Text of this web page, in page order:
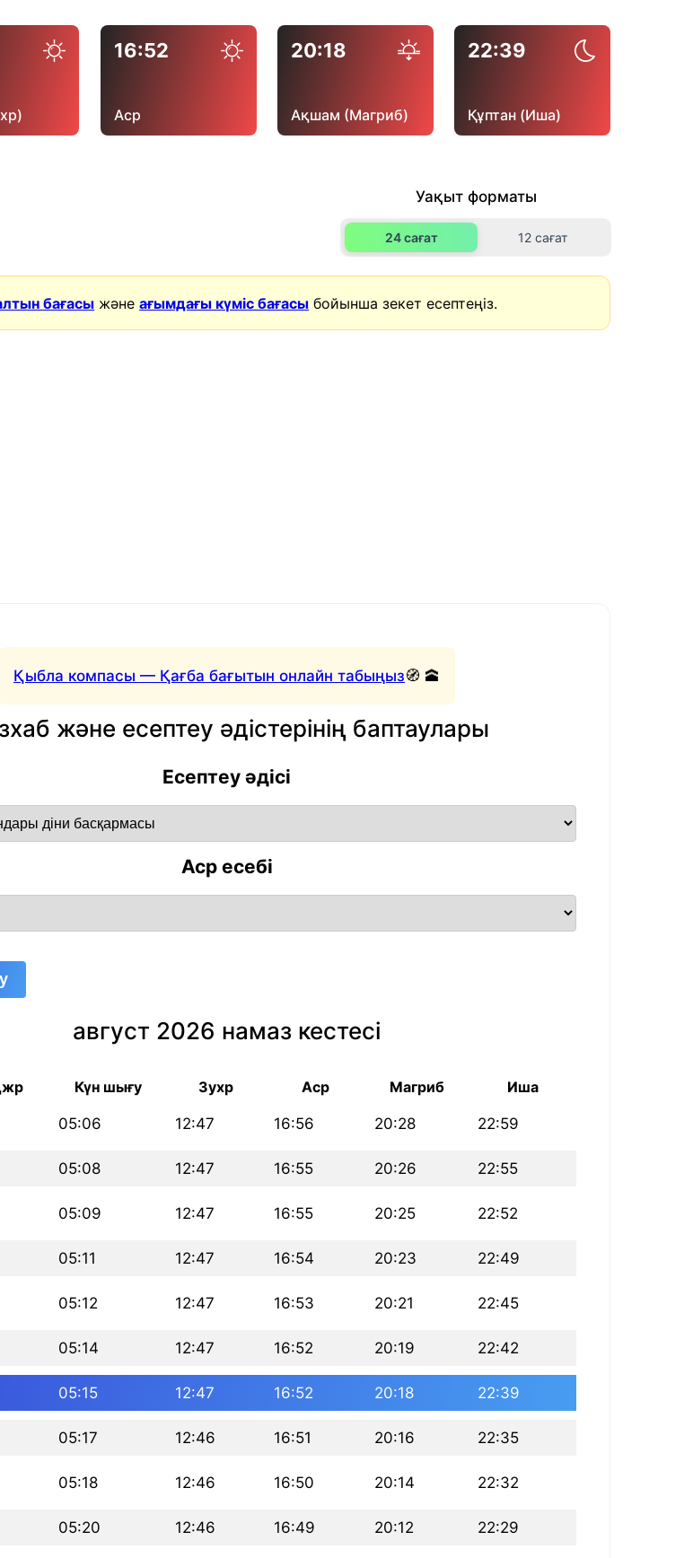
16:52
Аср
20:18
Ақшам (Магриб)
22:39
Құптан (Иша)
Уақыт форматы
24 сағат 12 сағат
бағасы жәнеағымдағы күміс бағасы бойынша зекет есептеңіз.
Қыбла компасы — Қағба бағытын онлайн табыңыз🧭 🕋
және есептеу әдістерінің баптаулары
Есептеу әдісі
Аср есебі
август 2026 намаз кестесі
Күн шығу Зухр Аср Магриб Иша
05:06 12:47 16:56 20:28 22:59
05:08 12:47 16:55 20:26 22:55
05:09 12:47 16:55 20:25 22:52
05:11 12:47 16:54 20:23 22:49
05:12 12:47 16:53 20:21 22:45
05:14 12:47 16:52 20:19 22:42
05:15 12:47 16:52 20:18 22:39
05:17 12:46 16:51 20:16 22:35
05:18 12:46 16:50 20:14 22:32
05:20 12:46 16:49 20:12 22:29